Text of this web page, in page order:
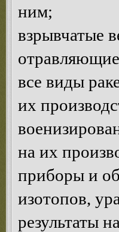
ним;
взрывчатые
все виды
их
на их
приборы и
изотопов,
результаты